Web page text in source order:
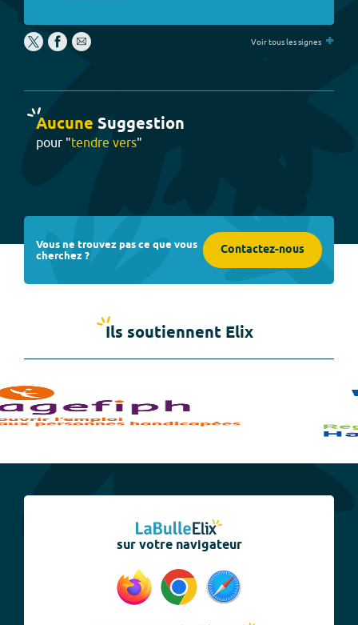
Voir tous les signes +
Aucune Suggestion
pour "tendre vers"
Vous ne trouvez pas ce que vous
cherchez ? Contactez-nous
Ils soutiennent Elix
sur votre navigateur